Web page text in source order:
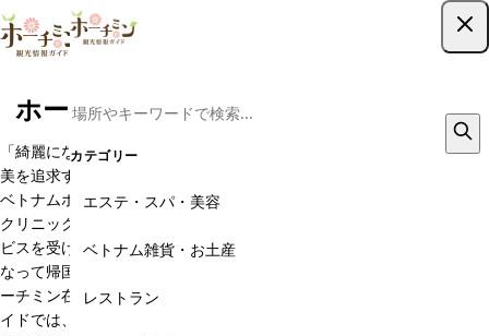
カテゴリー
エステ・スパ・美容
ベトナム雑貨・お土産
レストラン
ホーチミンのエステ・美容クリニック
「綺麗になる」、「美容」、「海外旅行」、「女子旅」をキーワードに
美を追求する女性の方々。美容大国はタイや韓国だけではありません。
ベトナムホーチミンには在住者や旅行者が満足できる日本と同等の美容
クリニックがたくさんあります。それに、ベトナムは日本より安くサー
ビスを受ける事ができます。ホーチミン旅行で、エステやスパで綺麗に
なって帰国するのは、旅行プランの定番になりました。今やベトナムホ
ーチミン在住女性にも大人気の美容クリニック。ホーチミン観光情報ガ
イドでは、日本人旅行者や在住者の方にも安心して利用できるおすすめ